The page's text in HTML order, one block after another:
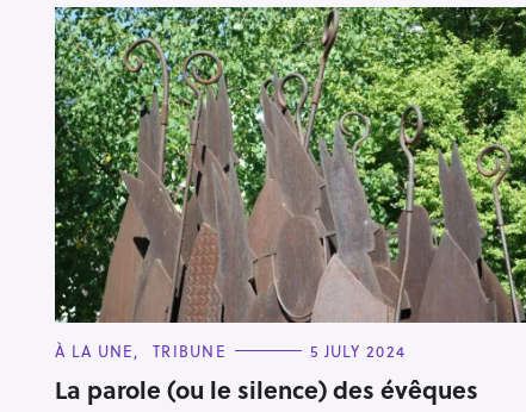
C
T
E
À LA UNE TRIBUNE 5 JULY 2024
La parole (ou le silence) des évêques